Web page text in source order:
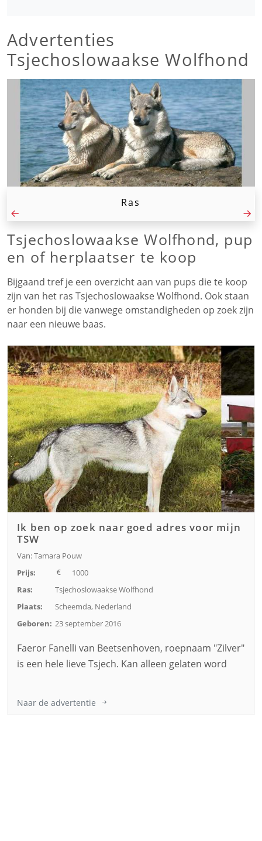
Advertenties
Tsjechoslowaakse Wolfhond
Ras
Tsjechoslowaakse Wolfhond, pup
en of herplaatser te koop
Bijgaand tref je een overzicht aan van pups die te koop
zijn van het ras Tsjechoslowaakse Wolfhond. Ook staan
er honden bij die vanwege omstandigheden op zoek zijn
naar een nieuwe baas.
Ik ben op zoek naar goed adres voor mijn
TSW
Van: Tamara Pouw
Prijs:
1000
Ras:
Tsjechoslowaakse Wolfhond
Plaats:
Scheemda, Nederland
Geboren: 23 september 2016
Faeror Fanelli van Beetsenhoven, roepnaam "Zilver"
is een hele lieve Tsjech. Kan alleen gelaten word
Naar de advertentie